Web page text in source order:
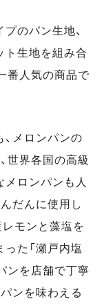
のパン生地、
ト生地を組み合
番人気の商品で
メロンパンの
世界各国の高級
ロンパンも人
だんに使用し
レモンと藻塩を
た「瀬戸内塩
ンを店舗で丁寧
ンを味わえる